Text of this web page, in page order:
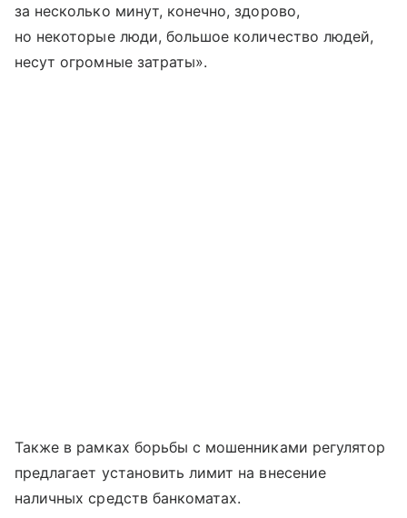
за несколько минут, конечно, здорово,
но некоторые люди, большое количество людей,
несут огромные затраты».
Также в рамках борьбы с мошенниками регулятор
предлагает установить лимит на внесение
наличных средств банкоматах.